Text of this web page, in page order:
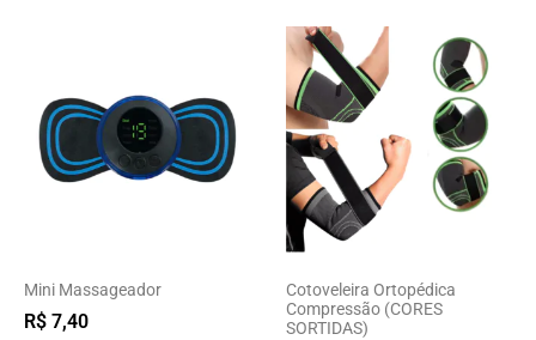
Mini Massageador
R$ 7,40
Cotoveleira Ortopédica
Compressão (CORES
SORTIDAS)